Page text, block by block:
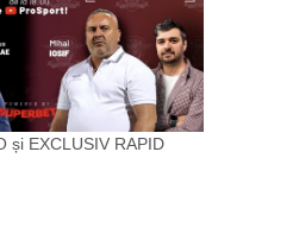
și EXCLUSIV RAPID